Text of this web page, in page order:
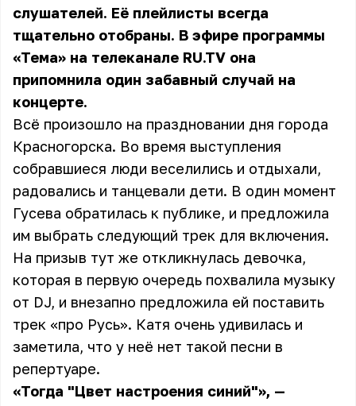
слушателей. Её плейлисты всегда
тщательно отобраны. В эфире программы
«Тема» на телеканале RU.TV она
припомнила один забавный случай на
концерте.
Всё произошло на праздновании дня города
Красногорска. Во время выступления
собравшиеся люди веселились и отдыхали,
радовались и танцевали дети. В один момент
Гусева обратилась к публике, и предложила
им выбрать следующий трек для включения.
На призыв тут же откликнулась девочка,
которая в первую очередь похвалила музыку
от DJ, и внезапно предложила ей поставить
трек «про Русь». Катя очень удивилась и
заметила, что у неё нет такой песни в
репертуаре.
«Тогда "Цвет настроения синий"», —